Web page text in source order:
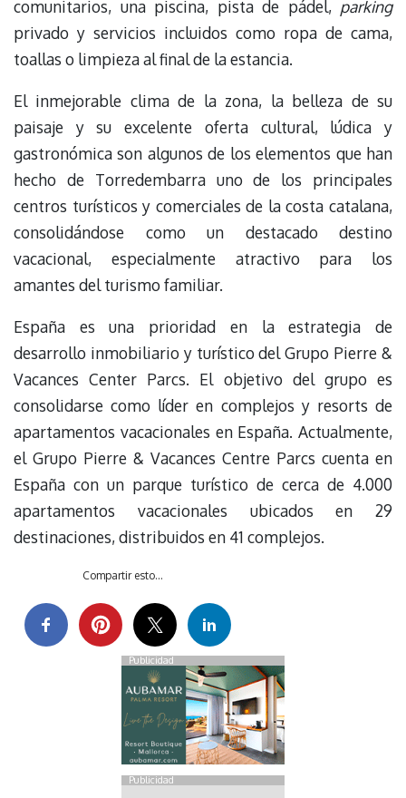
comunitarios, una piscina, pista de pádel, parking
privado y servicios incluidos como ropa de cama,
toallas o limpieza al final de la estancia.
El inmejorable clima de la zona, la belleza de su
paisaje y su excelente oferta cultural, lúdica y
gastronómica son algunos de los elementos que han
hecho de Torredembarra uno de los principales
centros turísticos y comerciales de la costa catalana,
consolidándose como un destacado destino
vacacional, especialmente atractivo para los
amantes del turismo familiar.
España es una prioridad en la estrategia de
desarrollo inmobiliario y turístico del Grupo Pierre &
Vacances Center Parcs. El objetivo del grupo es
consolidarse como líder en complejos y resorts de
apartamentos vacacionales en España. Actualmente,
el Grupo Pierre & Vacances Centre Parcs cuenta en
España con un parque turístico de cerca de 4.000
apartamentos vacacionales ubicados en 29
destinaciones, distribuidos en 41 complejos.
Compartir esto...
Publicidad
Publicidad